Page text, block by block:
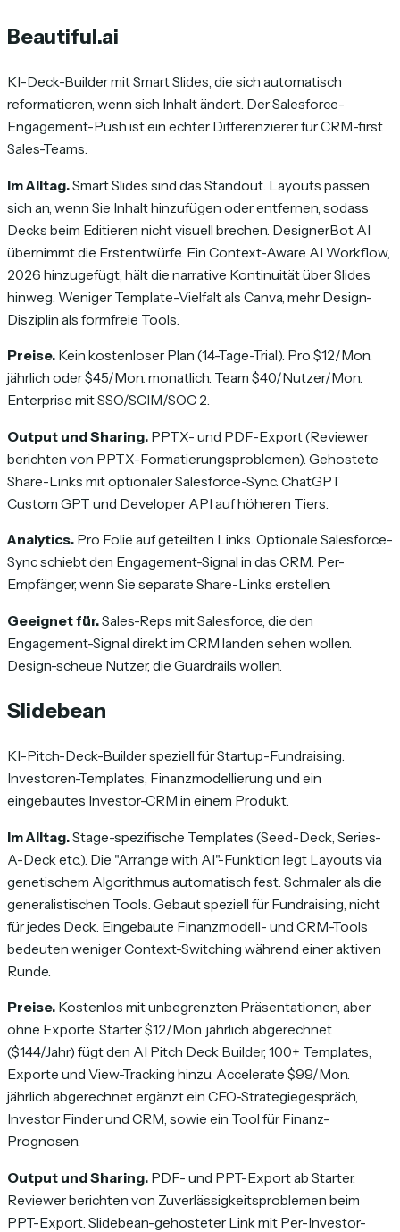
Beautiful.ai
KI-Deck-Builder mit Smart Slides, die sich automatisch
reformatieren, wenn sich Inhalt ändert. Der Salesforce-
Engagement-Push ist ein echter Differenzierer für CRM-first
Sales-Teams.
Im Alltag.Smart Slides sind das Standout. Layouts passen
sich an, wenn Sie Inhalt hinzufügen oder entfernen, sodass
Decks beim Editieren nicht visuell brechen. DesignerBot AI
übernimmt die Erstentwürfe. Ein Context-Aware AI Workflow,
2026 hinzugefügt, hält die narrative Kontinuität über Slides
hinweg. Weniger Template-Vielfalt als Canva, mehr Design-
Disziplin als formfreie Tools.
Preise. Kein kostenloser Plan (14-Tage-Trial). Pro $12/Mon.
jährlich oder $45/Mon. monatlich. Team $40/Nutzer/Mon.
Enterprise mit SSO/SCIM/SOC 2.
Output und Sharing. PPTX- und PDF-Export (Reviewer
berichten von PPTX-Formatierungsproblemen). Gehostete
Share-Links mit optionaler Salesforce-Sync. ChatGPT
Custom GPT und Developer API auf höheren Tiers.
Analytics. Pro Folie auf geteilten Links. Optionale Salesforce-
Sync schiebt den Engagement-Signal in das CRM. Per-
Empfänger, wenn Sie separate Share-Links erstellen.
Geeignet für.Sales-Reps mit Salesforce, die den
Engagement-Signal direkt im CRM landen sehen wollen.
Design-scheue Nutzer, die Guardrails wollen.
Slidebean
KI-Pitch-Deck-Builder speziell für Startup-Fundraising.
Investoren-Templates, Finanzmodellierung und ein
eingebautes Investor-CRM in einem Produkt.
Im Alltag.Stage-spezifische Templates (Seed-Deck, Series-
A-Deck etc.). Die "Arrange with AI"-Funktion legt Layouts via
genetischem Algorithmus automatisch fest. Schmaler als die
generalistischen Tools. Gebaut speziell für Fundraising, nicht
für jedes Deck. Eingebaute Finanzmodell- und CRM-Tools
bedeuten weniger Context-Switching während einer aktiven
Runde.
Preise. Kostenlos mit unbegrenzten Präsentationen, aber
ohne Exporte. Starter $12/Mon. jährlich abgerechnet
($144/Jahr) fügt den AI Pitch Deck Builder, 100+ Templates,
Exporte und View-Tracking hinzu. Accelerate $99/Mon.
jährlich abgerechnet ergänzt ein CEO-Strategiegespräch,
Investor Finder und CRM, sowie ein Tool für Finanz-
Prognosen.
Output und Sharing. PDF- und PPT-Export ab Starter.
Reviewer berichten von Zuverlässigkeitsproblemen beim
PPT-Export. Slidebean-gehosteter Link mit Per-Investor-